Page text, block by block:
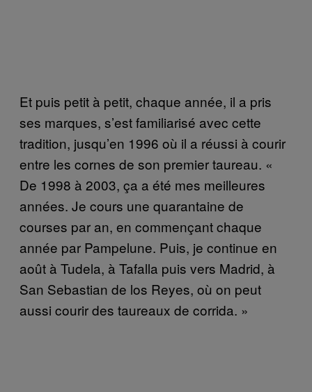
Et puis petit à petit, chaque année, il a pris
ses marques, s’est familiarisé avec cette
tradition, jusqu’en 1996 où il a réussi à courir
entre les cornes de son premier taureau. «
De 1998 à 2003, ça a été mes meilleures
années. Je cours une quarantaine de
courses par an, en commençant chaque
année par Pampelune. Puis, je continue en
août à Tudela, à Tafalla puis vers Madrid, à
San Sebastian de los Reyes, où on peut
aussi courir des taureaux de corrida. »